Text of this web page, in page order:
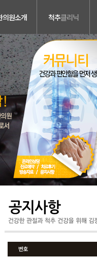
의원소개 척추클리닉
소개
안내
비소개
비소개
둘러보기
오시는길
허리디스크
목디스크
척추관 협착증
척추분리증 &
척추전방전위증
척추수술후유증
번호